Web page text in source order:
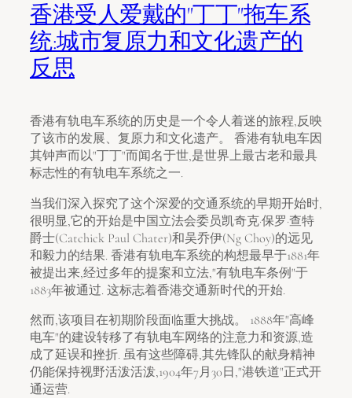
香港受人爱戴的"丁丁"拖车系
统:城市复原力和文化遗产的
反思
香港有轨电车系统的历史是一个令人着迷的旅程,反映
了该市的发展、复原力和文化遗产。 香港有轨电车因
其钟声而以"丁丁"而闻名于世,是世界上最古老和最具
标志性的有轨电车系统之一.
当我们深入探究了这个深爱的交通系统的早期开始时,
很明显,它的开始是中国立法会委员凯奇克·保罗·查特
爵士(Catchick Paul Chater)和吴乔伊(Ng Choy)的远见
和毅力的结果. 香港有轨电车系统的构想最早于1881年
被提出来,经过多年的提案和立法,"有轨电车条例"于
1883年被通过. 这标志着香港交通新时代的开始.
然而,该项目在初期阶段面临重大挑战。 1888年"高峰
电车"的建设转移了有轨电车网络的注意力和资源,造
成了延误和挫折. 虽有这些障碍,其先锋队的献身精神
仍能保持视野活泼活泼,1904年7月30日,"港铁道"正式开
通运营.